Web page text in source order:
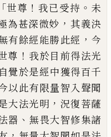
世尊 ！ 我已受持 。 未
為甚深微妙 ， 其義決
有餘經能勝此經 ， 今
尊 ！ 我於目前得法光
覺於是經中獲得百千
以此有限量智入聲聞
大法光明 ， 況復菩薩
器 、 無畏大智修集諸